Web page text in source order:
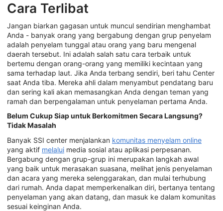
Cara Terlibat
Jangan biarkan gagasan untuk muncul sendirian menghambat
Anda - banyak orang yang bergabung dengan grup penyelam
adalah penyelam tunggal atau orang yang baru mengenal
daerah tersebut. Ini adalah salah satu cara terbaik untuk
bertemu dengan orang-orang yang memiliki kecintaan yang
sama terhadap laut. Jika Anda terbang sendiri, beri tahu Center
saat Anda tiba. Mereka ahli dalam menyambut pendatang baru
dan sering kali akan memasangkan Anda dengan teman yang
ramah dan berpengalaman untuk penyelaman pertama Anda.
Belum Cukup Siap untuk Berkomitmen Secara Langsung?
Tidak Masalah
Banyak SSI center menjalankan komunitas menyelam online
yang aktif melalui media sosial atau aplikasi perpesanan.
Bergabung dengan grup-grup ini merupakan langkah awal
yang baik untuk merasakan suasana, melihat jenis penyelaman
dan acara yang mereka selenggarakan, dan mulai terhubung
dari rumah. Anda dapat memperkenalkan diri, bertanya tentang
penyelaman yang akan datang, dan masuk ke dalam komunitas
sesuai keinginan Anda.